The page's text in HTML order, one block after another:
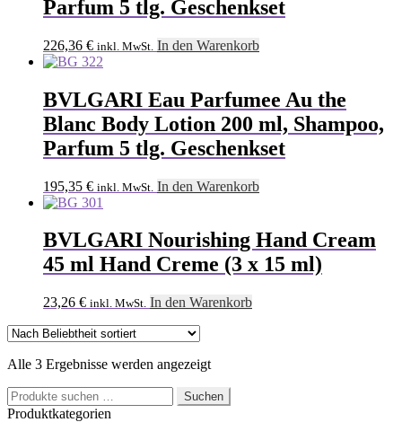
Parfum 5 tlg. Geschenkset
226,36 € inkl. MwSt. In den Warenkorb
BVLGARI Eau Parfumee Au the
Blanc Body Lotion 200 ml, Shampoo,
Parfum 5 tlg. Geschenkset
195,35 € inkl. MwSt. In den Warenkorb
BVLGARI Nourishing Hand Cream
45 ml Hand Creme (3 x 15 ml)
23,26 € inkl. MwSt. In den Warenkorb
Alle 3 Ergebnisse werden angezeigtNach
sortiert
Suchen
nach:
Suchen
Produktkategorien